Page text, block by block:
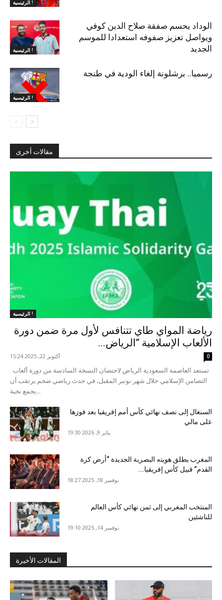
الرئيسية !
الرئيسية !
الوداد يحسم صفقة صلاح الدين كوفي
ويواصل تعزيز صفوفه استعدادا للموسم
الجديد
الرئيسية !
رسميا.. برشلونة إلغاء الودية في طنجة
مقالات أخرى
الرئيسية !
رياضة المواي طاي تتنافس لأول مرة ضمن دورة
الألعاب الإسلامية “الرياض...
أكتوبر 22, 2025 15:24 0
التضامن الإسلامي خلال شهر نونبر المقبل، في حدث رياضي ضخم يرتقب أن
يجمع نخبة...
السنغال إلى نصف نهائي كأس أمم إفريقيا بعد فوزها
على مالي
يناير 9, 2026 19:30
المغرب يطلق هويته البصرية الجديدة “أرض كرة
القدم” قبيل كأس إفريقيا...
نوفمبر 18, 2025 18:27
المنتخب المغربي إلى ثمن نهائي كأس العالم
للناشئين
نوفمبر 14, 2025 19:10
المقالات الأخيرة